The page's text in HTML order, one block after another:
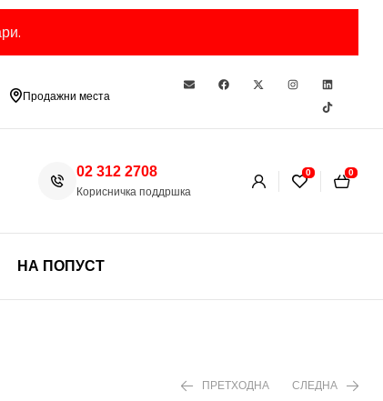
Продажни места
02 312 2708
Корисничка поддршка
0 0
НА ПОПУСТ
ПРЕТХОДНА СЛЕДНА